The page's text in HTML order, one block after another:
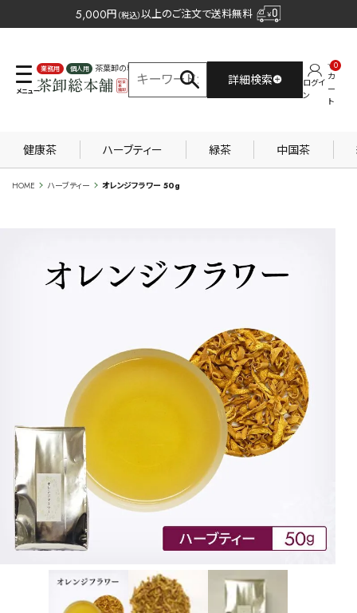
5,000円 （税込）以上のご注文で送料無料
業務用 個人用
茶葉卸の専門サイト
詳細検索
ログイ
ン
カ
ー
ト
0
健康茶 ハーブティー 緑茶 中国茶
HOME ハーブティー オレンジフラワー 50g